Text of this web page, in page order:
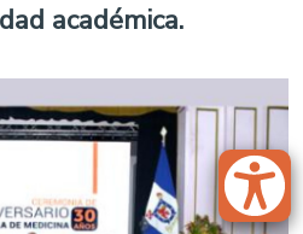
académica.